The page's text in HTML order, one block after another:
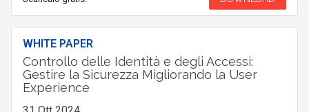
WHITE PAPER
Controllo delle Identità e degli Accessi:
Gestire la Sicurezza Migliorando la User
Experience